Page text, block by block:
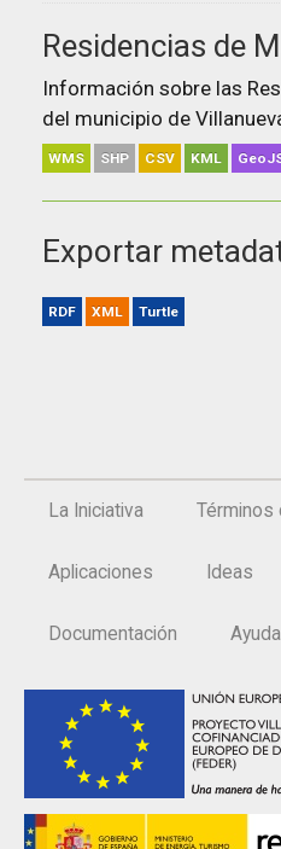
Residencias de
Información sobre las
del municipio de
WMS SHP CSV KML
Exportar
RDF XML Turtle
La Iniciativa Términos
Aplicaciones Ideas
Documentación Ayuda